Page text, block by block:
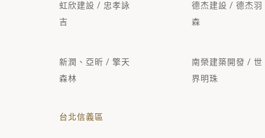
虹欣建設 / 忠孝詠
吉
德杰建設 / 德杰羽
森
新潤、亞昕 / 擎天
森林
南榮建築開發 / 世
界明珠
台北信義區